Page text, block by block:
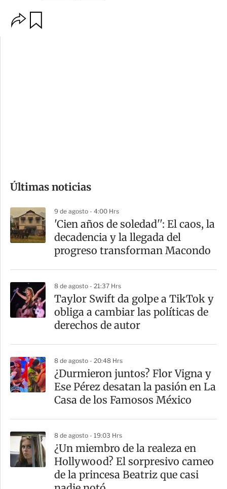
m
a
r
t
Últimas noticias
9 de agosto - 4:00 Hrs
'Cien años de soledad'': El caos, la
decadencia y la llegada del
progreso transforman Macondo
8 de agosto - 21:37 Hrs
Taylor Swift da golpe a TikTok y
obliga a cambiar las políticas de
derechos de autor
8 de agosto - 20:48 Hrs
¿Durmieron juntos? Flor Vigna y
Ese Pérez desatan la pasión en La
Casa de los Famosos México
8 de agosto - 19:03 Hrs
¿Un miembro de la realeza en
Hollywood? El sorpresivo cameo
de la princesa Beatriz que casi